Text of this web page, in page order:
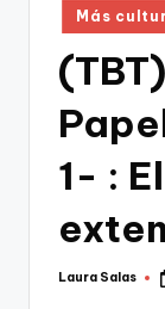
Publicado
en
Más
1- :
Publicado
Laura Salas